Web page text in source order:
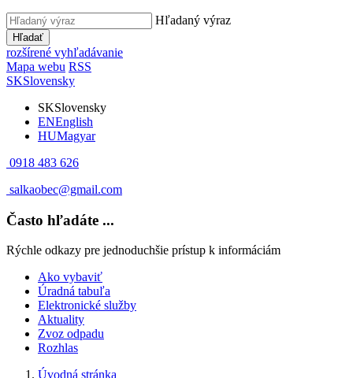
Hľadaný výraz
Hľadať
rozšírené vyhľadávanie
Mapa webu RSS
SKSlovensky
SKSlovensky
ENEnglish
HUMagyar
0918 483 626
salkaobec@gmail.com
Často hľadáte ...
Rýchle odkazy pre jednoduchšie prístup k informáciám
Ako vybaviť
Úradná tabuľa
Elektronické služby
Aktuality
Zvoz odpadu
Rozhlas
Úvodná stránka